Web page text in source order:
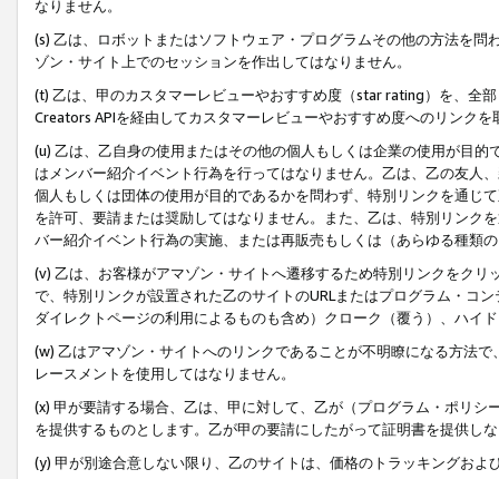
なりません。
(s) 乙は、ロボットまたはソフトウェア・プログラムその他の方法を
ゾン・サイト上でのセッションを作出してはなりません。
(t) 乙は、甲のカスタマーレビューやおすすめ度（star rating）を、全
Creators APIを経由してカスタマーレビューやおすすめ度へのリンクを
(u) 乙は、乙自身の使用またはその他の個人もしくは企業の使用が目
はメンバー紹介イベント行為を行ってはなりません。乙は、乙の友人
個人もしくは団体の使用が目的であるかを問わず、特別リンクを通じ
を許可、要請または奨励してはなりません。また、乙は、特別リンク
バー紹介イベント行為の実施、または再販売もしくは（あらゆる種類
(v) 乙は、お客様がアマゾン・サイトへ遷移するため特別リンクをク
で、特別リンクが設置された乙のサイトのURLまたはプログラム・コ
ダイレクトページの利用によるものも含め）クローク（覆う）、ハイ
(w) 乙はアマゾン・サイトへのリンクであることが不明瞭になる方法
レースメントを使用してはなりません。
(x) 甲が要請する場合、乙は、甲に対して、乙が（プログラム・ポリ
を提供するものとします。乙が甲の要請にしたがって証明書を提供し
(y) 甲が別途合意しない限り、乙のサイトは、価格のトラッキングお